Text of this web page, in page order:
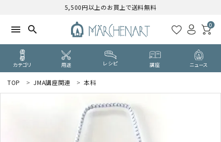
5,500円以上のお買上で送料無料
menu search 0
カテゴリ 用途 レシピ 講座 ニュース
search
TOP JMA講座関連 本科